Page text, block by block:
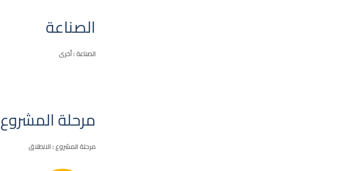
الصناعة
الصناعة : أخرى
مرحلة المشروع
مرحلة المشروع : الانطلاق